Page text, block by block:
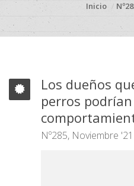
Inicio
Los dueños
perros
Nº285, Noviembre '21